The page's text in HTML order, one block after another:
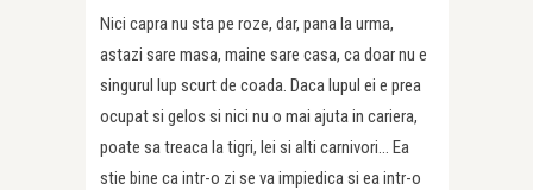
Nici capra nu sta pe roze, dar, pana la urma,
astazi sare masa, maine sare casa, ca doar nu e
singurul lup scurt de coada. Daca lupul ei e prea
ocupat si gelos si nici nu o mai ajuta in cariera,
poate sa treaca la tigri, lei si alti carnivori… Ea
stie bine ca intr-o zi se va impiedica si ea intr-o